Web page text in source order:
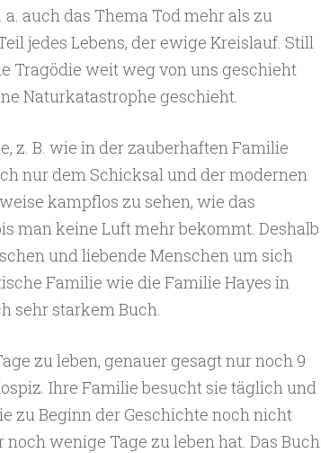
auch das Thema Tod mehr als zu
jedes Lebens, der ewige Kreislauf. Still
Tragödie weit weg von uns geschieht
Naturkatastrophe geschieht.
z. B. wie in der zauberhaften Familie
nur dem Schicksal und der modernen
kampflos zu sehen, wie das
man keine Luft mehr bekommt. Deshalb
und liebende Menschen um sich
Familie wie die Familie Hayes in
sehr starkem Buch.
zu leben, genauer gesagt nur noch 9
Ihre Familie besucht sie täglich und
zu Beginn der Geschichte noch nicht
wenige Tage zu leben hat. Das Buch